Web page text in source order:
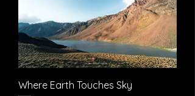
Where Earth Touches Sky